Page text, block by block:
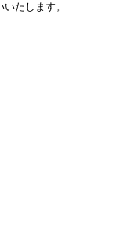
たします。